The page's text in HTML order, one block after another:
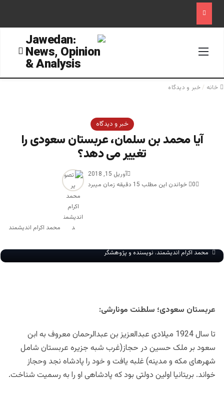
خانه /خبر و دیدگاه
خبر و دیدگاه
آیا محمد بن سلمان، عربستان سعودی را
تغییر می دهد؟
محمد اکرام اندیشمند
آوریل 15, 2018
0
خواندن این مطلب 15 دقیقه زمان میبرد
محمد اکرام اندیشمند، نویسنده و پژوهشگر
عربستان سعودی؛ سلطنت مونارشی:
تا سال 1924 میلادی عبدالعزیز بن عبدالرحمان معروف به ابن
سعود بر ملک حسین در حجاز(غرب شبه جزیره عربستان شامل
شهرهای مکه و مدینه) غلبه یافت و خود را پادشاه نجد وحجاز
خواند. بریتانیا اولین دولتی بود که پادشاهی او را به رسمیت شناخت.